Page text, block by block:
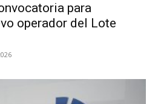
para
operador del Lote